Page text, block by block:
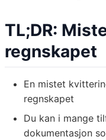
TL;DR:
regnskapet
En mistet
regnskapet
Du kan i mange
dokumentasjon